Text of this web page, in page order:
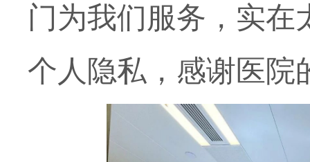
门为我们服务，实在
个人隐私，感谢医院